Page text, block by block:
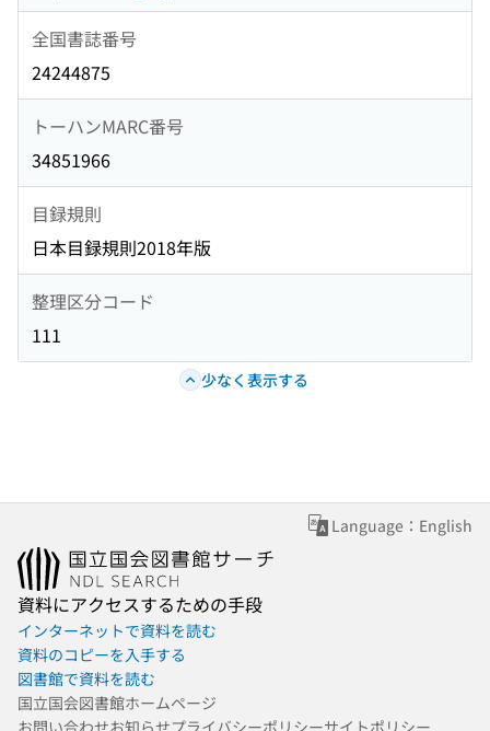
全国書誌番号
24244875
トーハンMARC番号
34851966
目録規則
日本目録規則2018年版
整理区分コード
111
少なく表示する
Language：English
資料にアクセスするための手段
インターネットで資料を読む
資料のコピーを入手する
図書館で資料を読む
国立国会図書館ホームページ